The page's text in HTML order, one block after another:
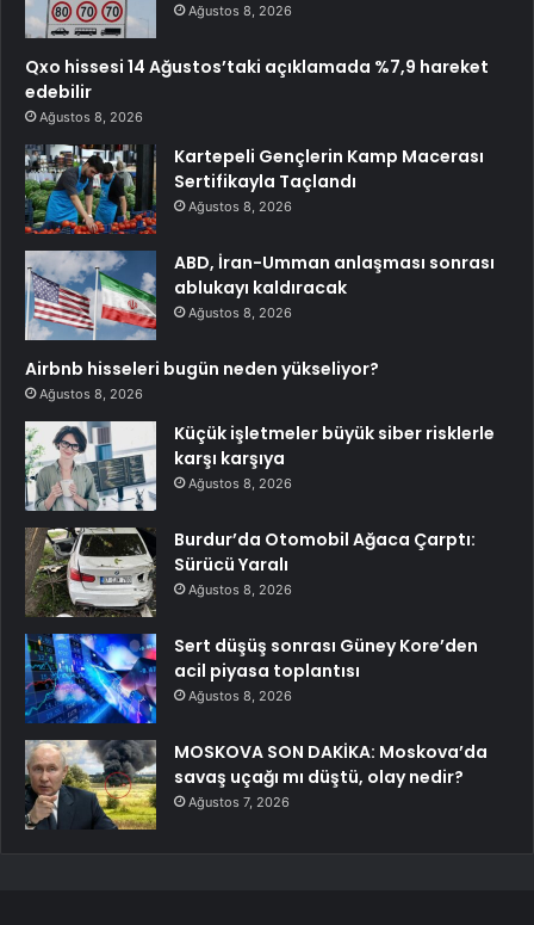
Ağustos 8, 2026
Qxo hissesi 14 Ağustos’taki açıklamada %7,9 hareket
edebilir
Ağustos 8, 2026
Kartepeli Gençlerin Kamp Macerası
Sertifikayla Taçlandı
Ağustos 8, 2026
ABD, İran-Umman anlaşması sonrası
ablukayı kaldıracak
Ağustos 8, 2026
Airbnb hisseleri bugün neden yükseliyor?
Ağustos 8, 2026
Küçük işletmeler büyük siber risklerle
karşı karşıya
Ağustos 8, 2026
Burdur’da Otomobil Ağaca Çarptı:
Sürücü Yaralı
Ağustos 8, 2026
Sert düşüş sonrası Güney Kore’den
acil piyasa toplantısı
Ağustos 8, 2026
MOSKOVA SON DAKİKA: Moskova’da
savaş uçağı mı düştü, olay nedir?
Ağustos 7, 2026